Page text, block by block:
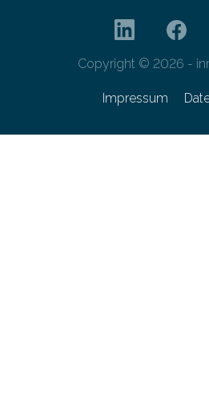
Copyright © 2026 -
Impressum